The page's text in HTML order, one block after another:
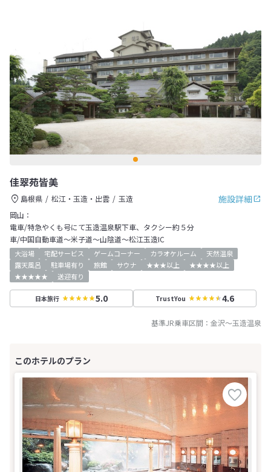
佳翠苑皆美
施設詳細
島根県 松江・玉造・出雲
玉造
岡山：
電車/特急やくも号にて玉造温泉駅下車、タクシー約５分
車/中国自動車道～米子道～山陰道～松江玉造IC
大浴場 宅配サービス ゲームコーナー カラオケルーム
天然温泉
露天風呂
駐車場有り 旅館 サウナ ★★★以上
★★★★以上
★★★★★
送迎有り
日本旅行 5.0 TrustYou 4.6
基準JR乗車区間： 金沢～玉造温泉